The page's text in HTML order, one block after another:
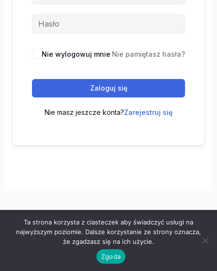
Nie wylogowuj mnie Nie pamiętasz hasła?
Zaloguj się
Nie masz jeszcze konta?Zarejestruj się
Wszelkie prawa zastrzeżone © 2026 "100 z matematyki" -
Polityka prywatności- Regulamin
Ta strona korzysta z ciasteczek aby świadczyć usługi na
najwyższym poziomie. Dalsze korzystanie ze strony oznacza,
że zgadzasz się na ich użycie.
Zgoda